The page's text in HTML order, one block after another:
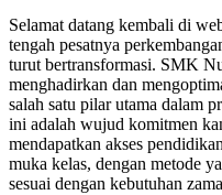
Selamat datang kembali di
tengah pesatnya
turut bertransformasi. SMK
menghadirkan dan
salah satu pilar utama dalam
ini adalah wujud komitmen
mendapatkan akses
muka kelas, dengan metode
sesuai dengan kebutuhan